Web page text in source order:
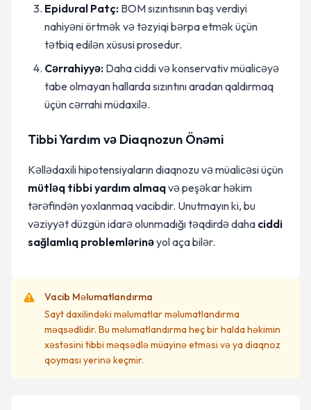
Epidural Patç: BOM sızıntısının baş verdiyi
nahiyəni örtmək və təzyiqi bərpa etmək üçün
tətbiq edilən xüsusi prosedur.
Cərrahiyyə: Daha ciddi və konservativ müalicəyə
tabe olmayan hallarda sızıntını aradan qaldırmaq
üçün cərrahi müdaxilə.
Tibbi Yardım və Diaqnozun Önəmi
Kəllədaxili hipotensiyaların diaqnozu və müalicəsi üçün
mütləq tibbi yardım almaqvə peşəkar həkim
tərəfindən yoxlanmaq vacibdir. Unutmayın ki, bu
vəziyyət düzgün idarə olunmadığı təqdirdə daha ciddi
sağlamlıq problemlərinəyol aça bilər.
Vacib Məlumatlandırma
Sayt daxilindəki məlumatlar məlumatlandırma
məqsədlidir. Bu məlumatlandırma heç bir halda həkimin
xəstəsini tibbi məqsədlə müayinə etməsi və ya diaqnoz
qoyması yerinə keçmir.